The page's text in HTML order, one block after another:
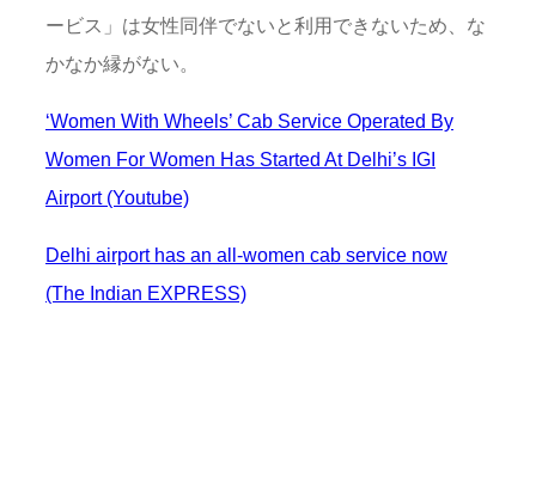
ービス」は女性同伴でないと利用できないため、な
かなか縁がない。
‘Women With Wheels’ Cab Service Operated By
Women For Women Has Started At Delhi’s IGI
Airport (Youtube)
Delhi airport has an all-women cab service now
(The Indian EXPRESS)